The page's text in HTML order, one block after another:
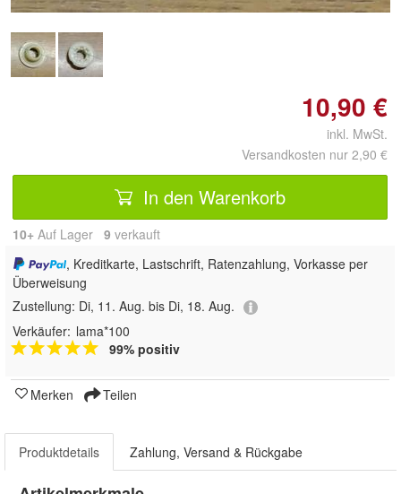
10,90 €
inkl. MwSt.
Versandkosten nur 2,90 €
In den Warenkorb
10+ Auf Lager 9 verkauft
, Kreditkarte, Lastschrift, Ratenzahlung, Vorkasse per
Überweisung
Zustellung: Di, 11. Aug. bis Di, 18. Aug.
Verkäufer: lama*100
99% positiv
Merken Teilen
Produktdetails Zahlung, Versand & Rückgabe